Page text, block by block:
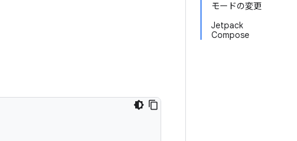
モードの変更
Jetpack
Compose